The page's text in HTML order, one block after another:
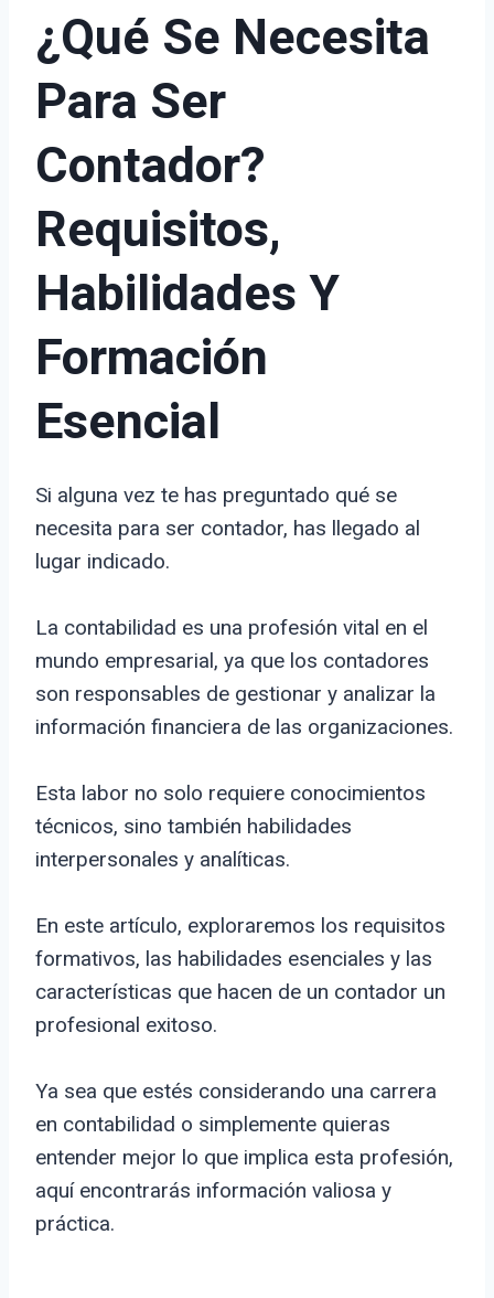
¿Qué Se Necesita
Para Ser
Contador?
Requisitos,
Habilidades Y
Formación
Esencial
Si alguna vez te has preguntado qué se
necesita para ser contador, has llegado al
lugar indicado.
La contabilidad es una profesión vital en el
mundo empresarial, ya que los contadores
son responsables de gestionar y analizar la
información financiera de las organizaciones.
Esta labor no solo requiere conocimientos
técnicos, sino también habilidades
interpersonales y analíticas.
En este artículo, exploraremos los requisitos
formativos, las habilidades esenciales y las
características que hacen de un contador un
profesional exitoso.
Ya sea que estés considerando una carrera
en contabilidad o simplemente quieras
entender mejor lo que implica esta profesión,
aquí encontrarás información valiosa y
práctica.